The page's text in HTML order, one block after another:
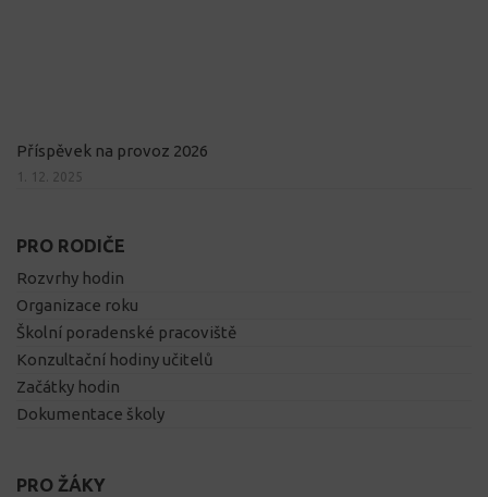
Příspěvek na provoz 2026
1. 12. 2025
PRO RODIČE
Rozvrhy hodin
Organizace roku
Školní poradenské pracoviště
Konzultační hodiny učitelů
Začátky hodin
Dokumentace školy
PRO ŽÁKY